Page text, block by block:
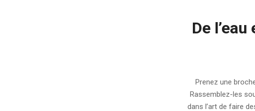
De
Prenez une
Rassemblez-les
dans l’art de faire